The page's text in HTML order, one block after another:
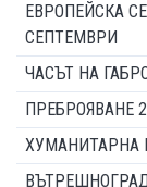
ЕВРОПЕЙСКА
СЕПТЕМВРИ
ЧАСЪТ НА
ПРЕБРОЯВАНЕ
ХУМАНИТАРНА